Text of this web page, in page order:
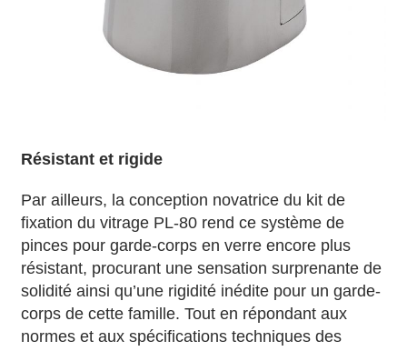
Résistant et rigide
Par ailleurs, la conception novatrice du kit de
fixation du vitrage PL-80 rend ce système de
pinces pour garde-corps en verre encore plus
résistant, procurant une sensation surprenante de
solidité ainsi qu’une rigidité inédite pour un garde-
corps de cette famille. Tout en répondant aux
normes et aux spécifications techniques des